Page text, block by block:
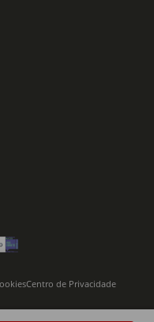
Centro de Privacidade